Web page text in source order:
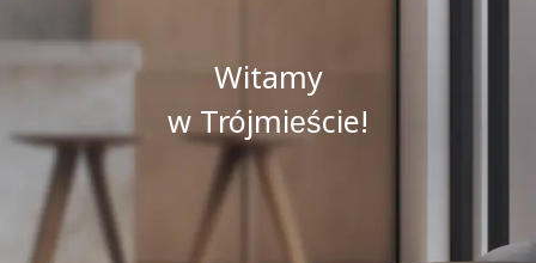
Witamy
w Trójmieście!